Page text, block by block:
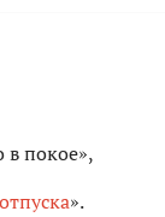
в покое»,
».